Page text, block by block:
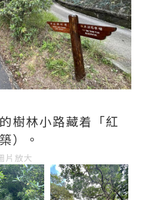
樹林小路藏着「紅
）。
片放大